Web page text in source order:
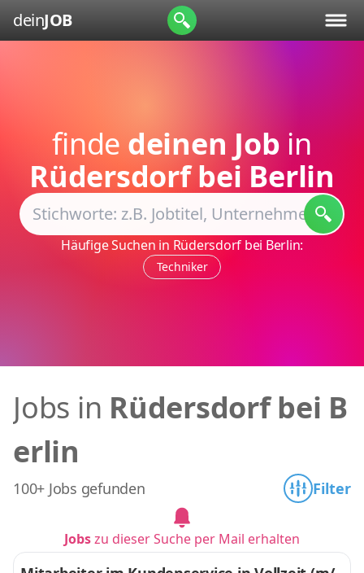
deinJOB
finde deinen Job in
Rüdersdorf bei Berlin
Häufige Suchen in Rüdersdorf bei Berlin:
Techniker
Jobs in Rüdersdorf bei B
erlin
100+ Jobs gefunden Filter
Jobszu dieser Suche per Mail erhalten